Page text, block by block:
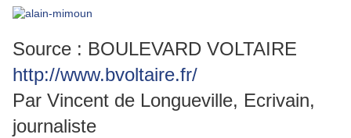
Source : BOULEVARD VOLTAIRE
http://www.bvoltaire.fr/
Par Vincent de Longueville, Ecrivain,
journaliste